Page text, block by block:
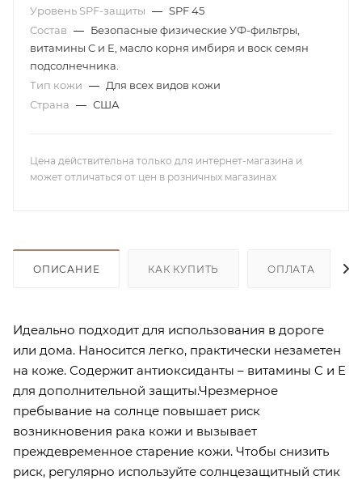
Уровень SPF-защиты — SPF 45
Состав — Безопасные физические УФ-фильтры,
витамины C и E, масло корня имбиря и воск семян
подсолнечника.
Тип кожи — Для всех видов кожи
Страна — США
Цена действительна только для интернет-магазина и
может отличаться от цен в розничных магазинах
ОПИСАНИЕ КАК КУПИТЬ ОПЛАТА
Идеально подходит для использования в дороге
или дома. Наносится легко, практически незаметен
на коже. Содержит антиоксиданты – витамины C и E
для дополнительной защиты.Чрезмерное
пребывание на солнце повышает риск
возникновения рака кожи и вызывает
преждевременное старение кожи. Чтобы снизить
риск, регулярно используйте солнцезащитный стик